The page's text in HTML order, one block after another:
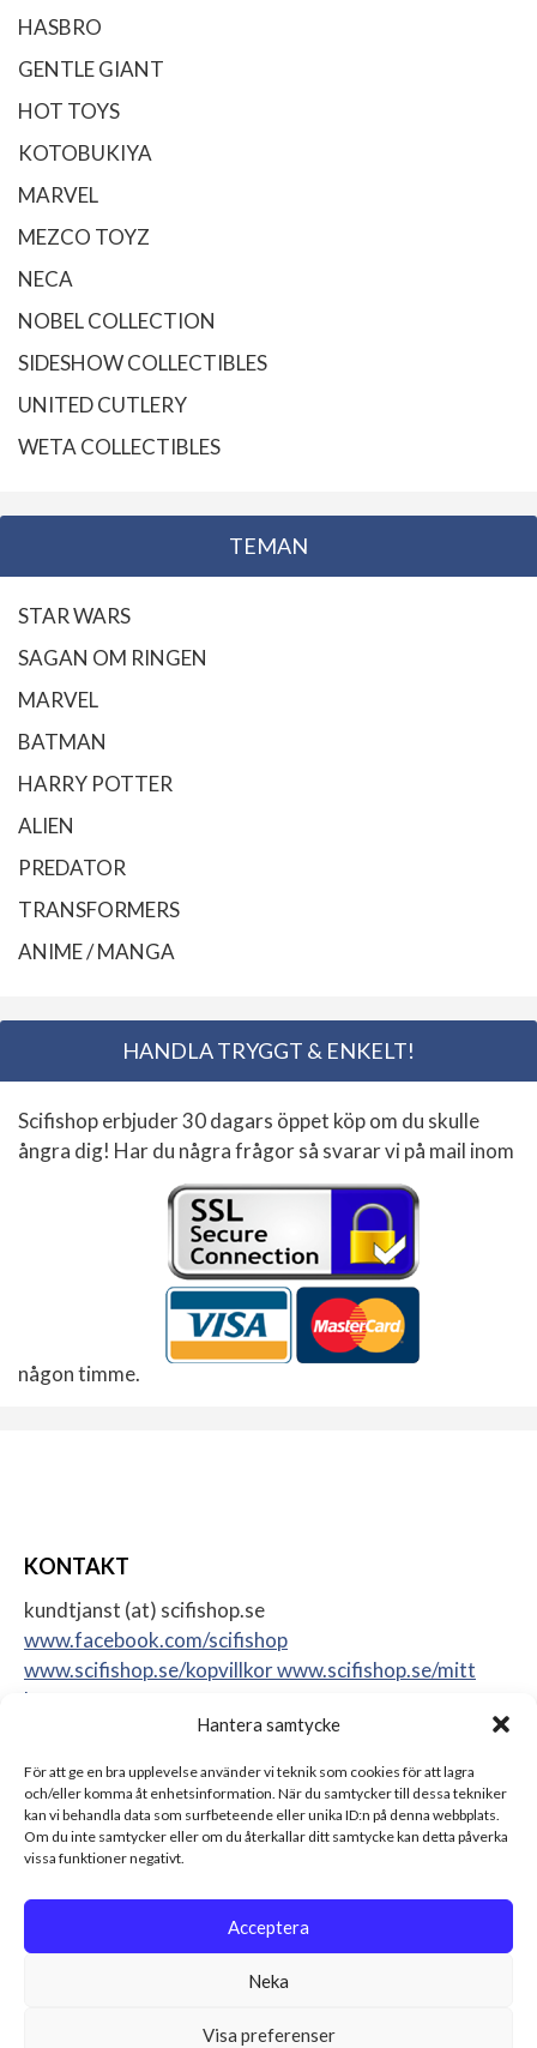
Hantera samtycke
För att ge en bra upplevelse använder vi teknik som cookies för att lagra
och/eller komma åt enhetsinformation. När du samtycker till dessa tekniker
kan vi behandla data som surfbeteende eller unika ID:n på denna webbplats.
Om du inte samtycker eller om du återkallar ditt samtycke kan detta påverka
vissa funktioner negativt.
Acceptera
Neka
Visa preferenser
HASBRO
GENTLE GIANT
HOT TOYS
KOTOBUKIYA
MARVEL
MEZCO TOYZ
NECA
NOBEL COLLECTION
SIDESHOW COLLECTIBLES
UNITED CUTLERY
WETA COLLECTIBLES
TEMAN
STAR WARS
SAGAN OM RINGEN
MARVEL
BATMAN
HARRY POTTER
ALIEN
PREDATOR
TRANSFORMERS
ANIME / MANGA
HANDLA TRYGGT & ENKELT!
Scifishop erbjuder 30 dagars öppet köp om du skulle
ångra dig! Har du några frågor så svarar vi på mail inom
någon timme.
KONTAKT
kundtjanst (at) scifishop.se
www.facebook.com/scifishop
www.scifishop.se/kopvillkorwww.scifishop.se/mitt
konto
17562 Järfälla
Sweden